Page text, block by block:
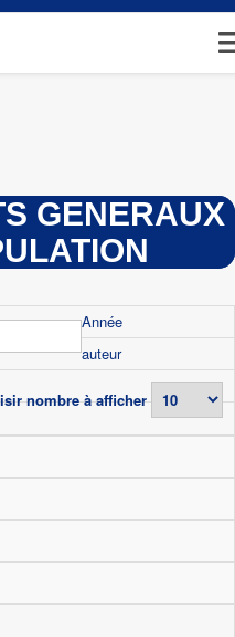
GENERAUX
nombre à afficher
Année
auteur